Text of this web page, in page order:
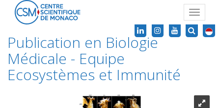
Toggle
Publication en Biologie
Médicale - Equipe
Ecosystèmes et Immunité